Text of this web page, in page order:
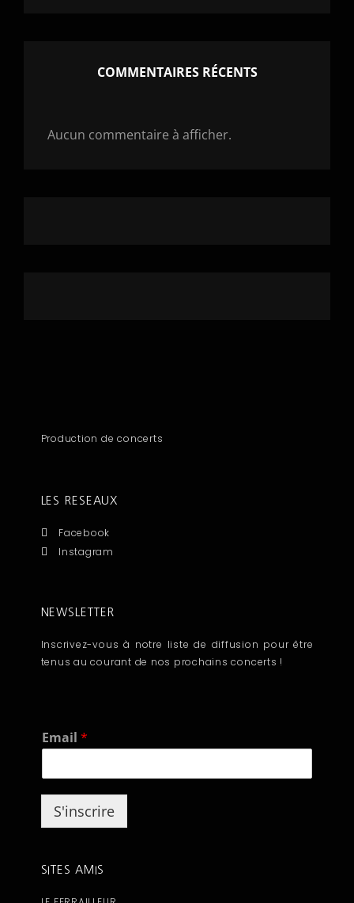
COMMENTAIRES RÉCENTS
Aucun commentaire à afficher.
Production de concerts
LES RESEAUX
Facebook
Instagram
NEWSLETTER
Inscrivez-vous à notre liste de diffusion pour être
tenus au courant de nos prochains concerts !
E
m
i
l
Email *
S'inscrire
SITES AMIS